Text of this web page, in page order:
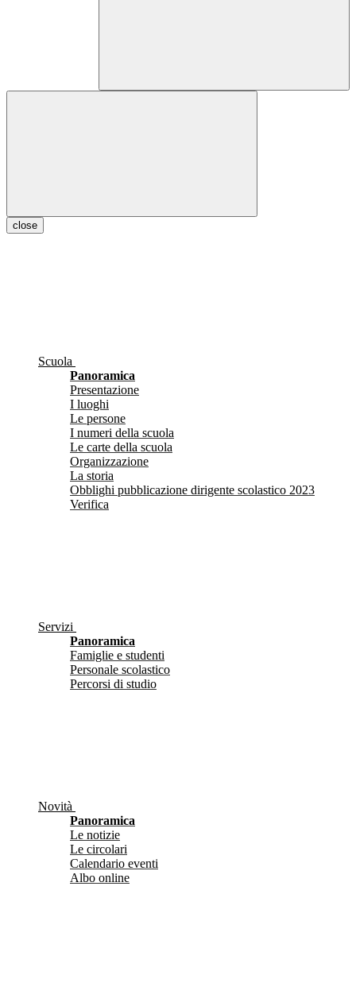
close
Scuola
Panoramica
Presentazione
I luoghi
Le persone
I numeri della scuola
Le carte della scuola
Organizzazione
La storia
Obblighi pubblicazione dirigente scolastico 2023
Verifica
Servizi
Panoramica
Famiglie e studenti
Personale scolastico
Percorsi di studio
Novità
Panoramica
Le notizie
Le circolari
Calendario eventi
Albo online